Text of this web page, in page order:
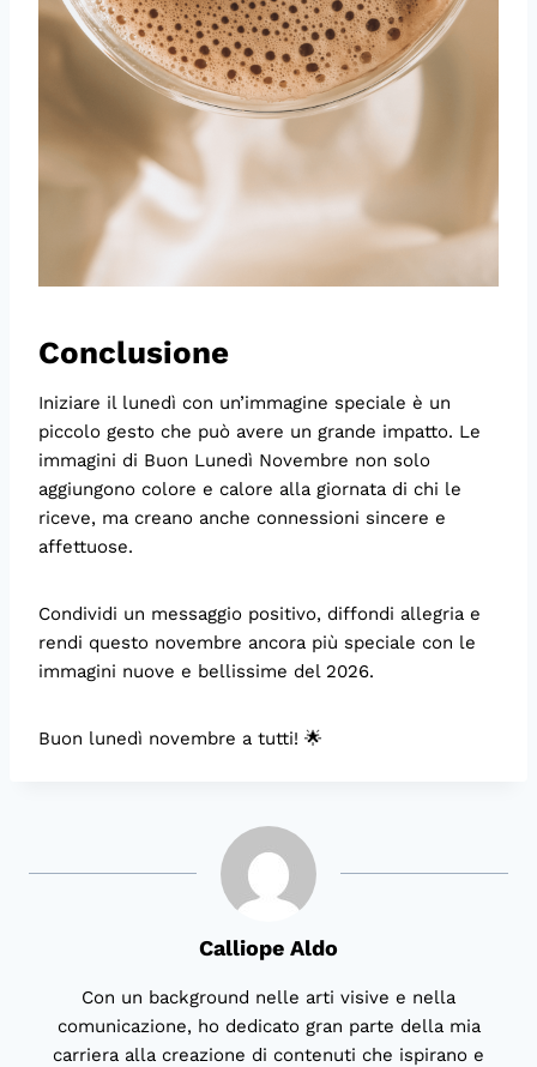
Conclusione
Iniziare il lunedì con un’immagine speciale è un
piccolo gesto che può avere un grande impatto. Le
immagini di Buon Lunedì Novembre non solo
aggiungono colore e calore alla giornata di chi le
riceve, ma creano anche connessioni sincere e
affettuose.
Condividi un messaggio positivo, diffondi allegria e
rendi questo novembre ancora più speciale con le
immagini nuove e bellissime del 2026.
Buon lunedì novembre a tutti! 🌟
Calliope Aldo
Con un background nelle arti visive e nella
comunicazione, ho dedicato gran parte della mia
carriera alla creazione di contenuti che ispirano e